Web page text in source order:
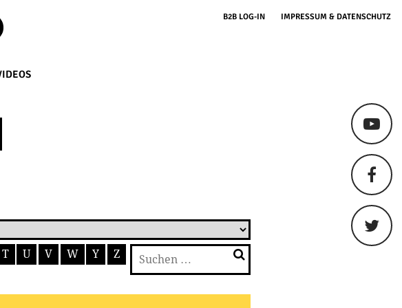
B2B LOG-IN IMPRESSUM & DATENSCHUTZ
T U V W Y Z
Suchen